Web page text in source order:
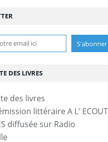
DES LIVRES
littéraire A L'
diffusée sur Radio